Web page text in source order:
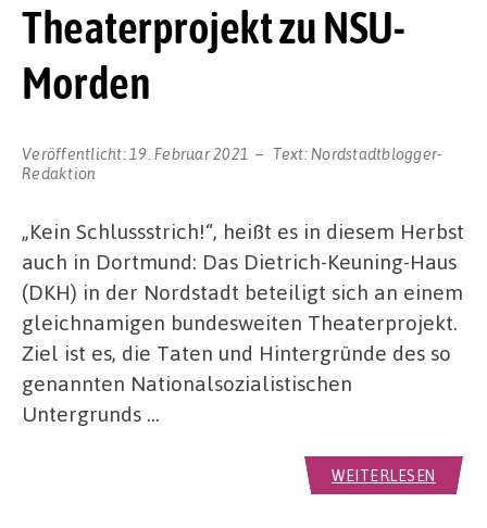
Theaterprojekt zu NSU-
Morden
Veröffentlicht: 19. Februar 2021 Text: Nordstadtblogger-
Redaktion
„Kein Schlussstrich!“, heißt es in diesem Herbst
auch in Dortmund: Das Dietrich-Keuning-Haus
(DKH) in der Nordstadt beteiligt sich an einem
gleichnamigen bundesweiten Theaterprojekt.
Ziel ist es, die Taten und Hintergründe des so
genannten Nationalsozialistischen
Untergrunds …
WEITERLESEN